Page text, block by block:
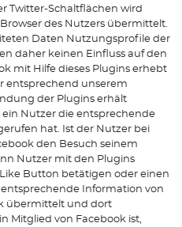
Twitter-Schaltflächen wird
des Nutzers übermittelt.
Daten Nutzungsprofile der
daher keinen Einfluss auf den
mit Hilfe dieses Plugins erhebt
entsprechend unserem
der Plugins erhält
ein Nutzer die entsprechende
hat. Ist der Nutzer bei
den Besuch seinem
Nutzer mit den Plugins
Button betätigen oder einen
Information von
übermittelt und dort
Mitglied von Facebook ist,